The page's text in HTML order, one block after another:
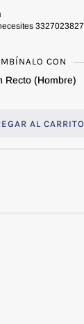
3327023827
CON
Recto (Hombre)
AL CARRITO